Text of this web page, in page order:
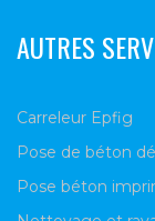
AUTRES
Carreleur Epfig
Pose de béton
Pose béton